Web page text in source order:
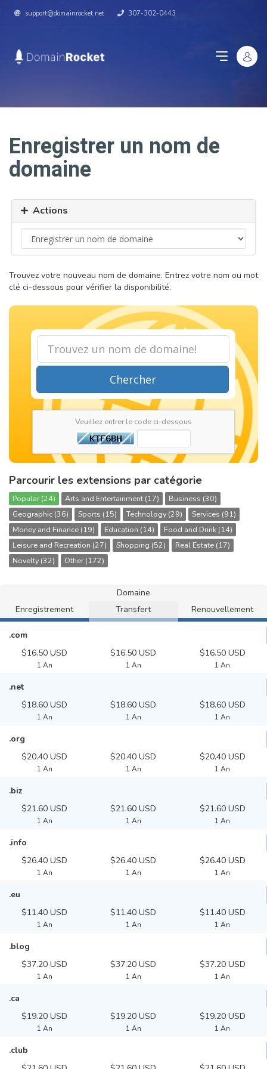
support@domainrocket.net 307-302-0443
Enregistrer un nom de
domaine
Actions
Trouvez votre nouveau nom de domaine. Entrez votre nom ou mot
clé ci-dessous pour vérifier la disponibilité.
Chercher
Veuillez entrer le code ci-dessous
Parcourir les extensions par catégorie
Popular (24) Arts and Entertainment (17)
Business (30)
Geographic (36)
Sports (15) Technology (29)
Services (91)
Money and Finance (19)
Education (14)
Food and Drink (14)
Leisure and Recreation (27)
Shopping (52)
Real Estate (17)
Novelty (32)
Other (172)
Domaine
Enregistrement
Transfert Renouvellement
.com
$16.50 USD
1 An
$16.50 USD
1 An
$16.50 USD
1 An
.net
$18.60 USD
1 An
$18.60 USD
1 An
$18.60 USD
1 An
.org
$20.40 USD
1 An
$20.40 USD
1 An
$20.40 USD
1 An
.biz
$21.60 USD
1 An
$21.60 USD
1 An
$21.60 USD
1 An
.info
$26.40 USD
1 An
$26.40 USD
1 An
$26.40 USD
1 An
.eu
$11.40 USD
1 An
$11.40 USD
1 An
$11.40 USD
1 An
.blog
$37.20 USD
1 An
$37.20 USD
1 An
$37.20 USD
1 An
.ca
$19.20 USD
1 An
$19.20 USD
1 An
$19.20 USD
1 An
.club